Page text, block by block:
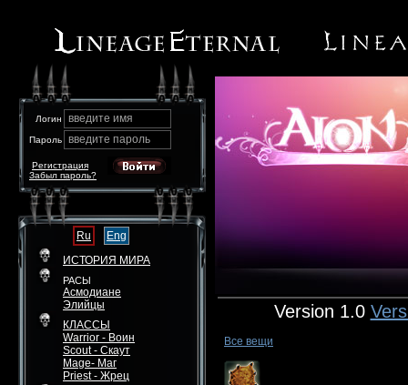
Логин введите имя
Пароль введите пароль
Забыл пароль?
Регистрация
Ru
Eng
ИСТОРИЯ МИРА
РАСЫ
Асмодиане
Элийцы
КЛАССЫ
Warrior - Воин
Scout - Скаут
Mage- Маг
Priest - Жрец
Version 1.0
Все вещи